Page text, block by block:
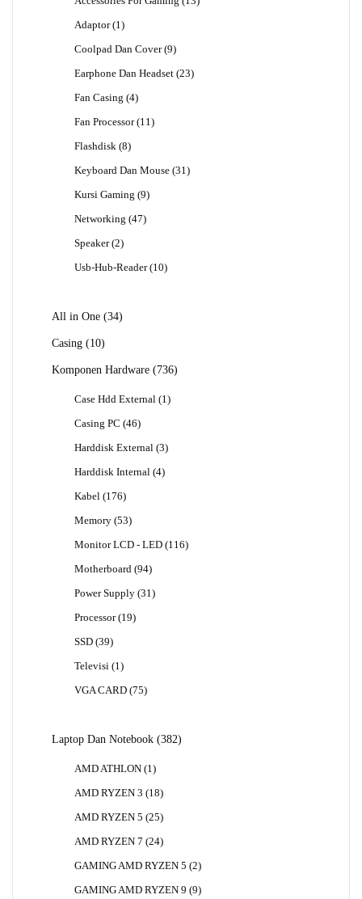
Adaptor 1 1
Coolpad Dan Cover 99
Earphone Dan Headset 2323
Fan Casing 44
Fan Processor 11 11
Flashdisk 88
Keyboard Dan Mouse 31 31
Kursi Gaming 99
Networking 4747
Speaker 22
Usb-Hub-Reader 1010
All in One 3434
Casing
1010
Komponen Hardware
736736
Case Hdd External 1 1
Casing PC 4646
Harddisk External 33
Harddisk Internal 44
Kabel
176176
Memory 5353
Monitor LCD - LED 116116
Motherboard 9494
Power Supply 31 31
Processor 1919
SSD 3939
Televisi
1 1
VGA CARD 7575
Laptop Dan Notebook 382382
AMD ATHLON 1 1
AMD RYZEN 3
1818
AMD RYZEN 5 2525
AMD RYZEN 7 2424
GAMING AMD RYZEN 5 22
GAMING AMD RYZEN 9 99